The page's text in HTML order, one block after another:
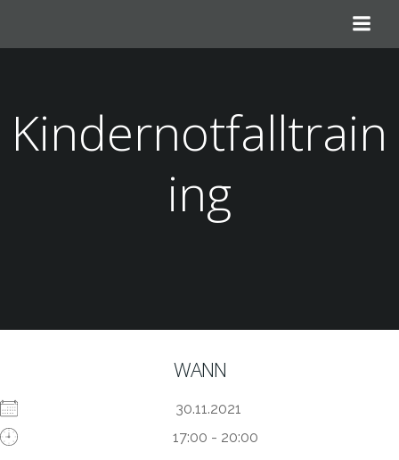
springen
Kindernotfalltrain
ing
WANN
30.11.2021
17:00 - 20:00